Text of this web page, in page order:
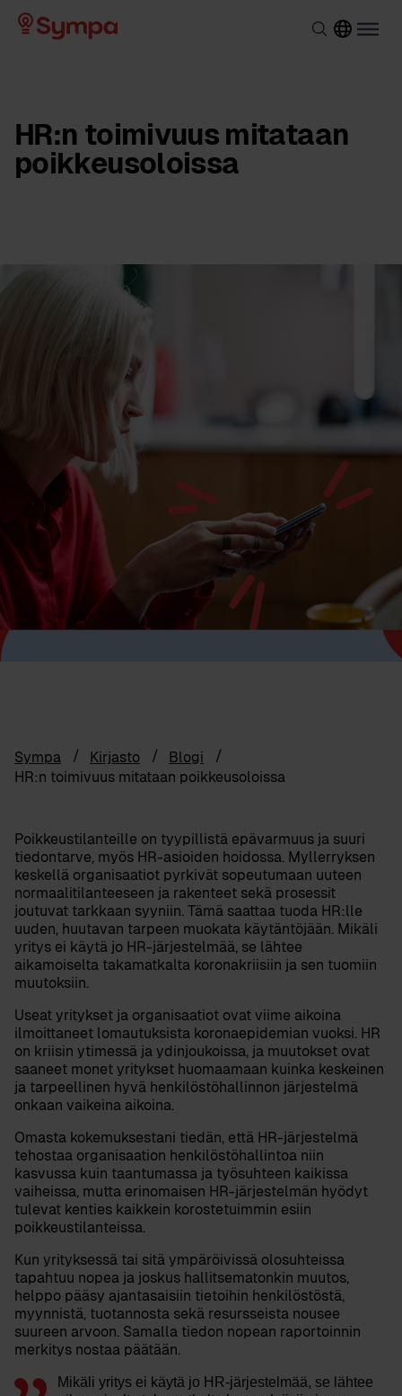
HR:n toimivuus mitataan
poikkeusoloissa
Sympa Kirjasto
Blogi
HR:n toimivuus mitataan poikkeusoloissa
Poikkeustilanteille on tyypillistä epävarmuus ja suuri
tiedontarve, myös HR-asioiden hoidossa. Myllerryksen
keskellä organisaatiot pyrkivät sopeutumaan uuteen
normaalitilanteeseen ja rakenteet sekä prosessit
joutuvat tarkkaan syyniin. Tämä saattaa tuoda HR:lle
uuden, huutavan tarpeen muokata käytäntöjään. Mikäli
yritys ei käytä jo HR-järjestelmää, se lähtee
aikamoiselta takamatkalta koronakriisiin ja sen tuomiin
muutoksiin.
Useat yritykset ja organisaatiot ovat viime aikoina
ilmoittaneet lomautuksista koronaepidemian vuoksi. HR
on kriisin ytimessä ja ydinjoukoissa, ja muutokset ovat
saaneet monet yritykset huomaamaan kuinka keskeinen
ja tarpeellinen hyvä henkilöstöhallinnon järjestelmä
onkaan vaikeina aikoina.
Omasta kokemuksestani tiedän, että HR-järjestelmä
tehostaa organisaation henkilöstöhallintoa niin
kasvussa kuin taantumassa ja työsuhteen kaikissa
vaiheissa, mutta erinomaisen HR-järjestelmän hyödyt
tulevat kenties kaikkein korostetuimmin esiin
poikkeustilanteissa.
Kun yrityksessä tai sitä ympäröivissä olosuhteissa
tapahtuu nopea ja joskus hallitsematonkin muutos,
helppo pääsy ajantasaisiin tietoihin henkilöstöstä,
myynnistä, tuotannosta sekä resursseista nousee
suureen arvoon. Samalla tiedon nopean raportoinnin
merkitys nostaa päätään.
Mikäli yritys ei käytä jo HR-järjestelmää, se lähtee